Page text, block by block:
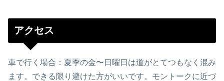
アクセス
車で行く場合：夏季の金〜日曜日は道がとてつもなく混み
ます。できる限り避けた方がいいです。モントークに近づ